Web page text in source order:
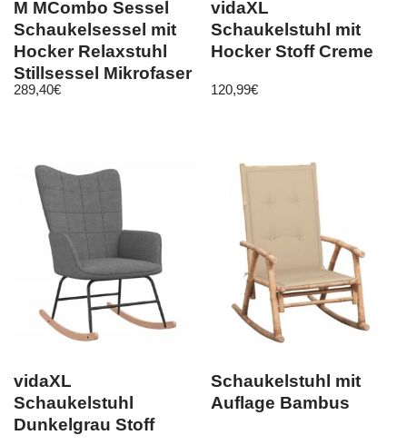
M MCombo Sessel
Schaukelsessel mit
Hocker Relaxstuhl
Stillsessel Mikrofaser
4118
289,40€
vidaXL
Schaukelstuhl mit
Hocker Stoff Creme
120,99€
vidaXL
Schaukelstuhl
Dunkelgrau Stoff
Schaukelstuhl mit
Auflage Bambus